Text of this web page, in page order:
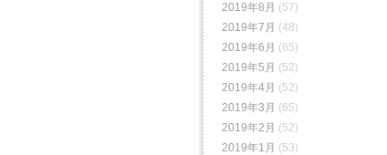
2019年8月 (57)
2019年7月 (48)
2019年6月 (65)
2019年5月 (52)
2019年4月 (52)
2019年3月 (65)
2019年2月 (52)
2019年1月 (53)